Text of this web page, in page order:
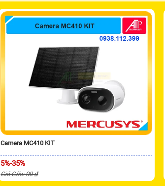
Camera MC410 KIT
5%-35%
Giá Gốc: 00 ₫